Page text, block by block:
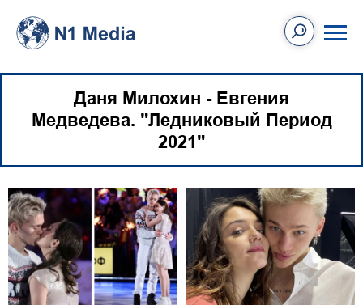
Даня Милохин - Евгения
Медведева. "Ледниковый Период
2021"